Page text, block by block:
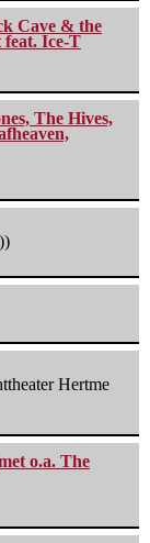
Cave & the
feat. Ice-T
The Hives,
Hertme
o.a. The